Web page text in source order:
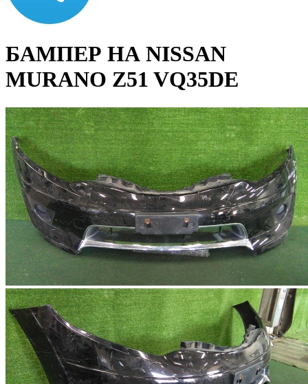
БАМПЕР НА NISSAN
MURANO Z51 VQ35DE